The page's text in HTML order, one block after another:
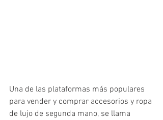
Una de las plataformas más populares
para vender y comprar accesorios y ropa
de lujo de segunda mano, se llama